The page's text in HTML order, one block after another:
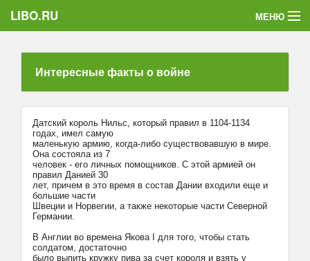
LIBO.RU МЕНЮ
Голосования
Букофки
Интересные факты о войне
Датский король Hильс, который правил в 1104-1134
годах, имел самую
маленькую армию, когда-либо существовавшую в мире.
Она состояла из 7
человек - его личных помощников. С этой армией он
правил Данией 30
лет, причем в это время в состав Дании входили еще и
большие части
Швеции и Hорвегии, а также некоторые части Северной
Германии.
В Англии во времена Якова I для того, чтобы стать
солдатом, достаточно
было выпить кружку пива за счет короля и взять у